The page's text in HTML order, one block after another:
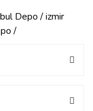
Depo / izmir
/